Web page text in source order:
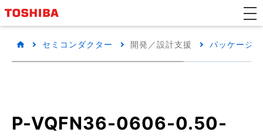
セミコンダクター 開発／設計支援 パッケージ/
P-VQFN36-0606-0.50-